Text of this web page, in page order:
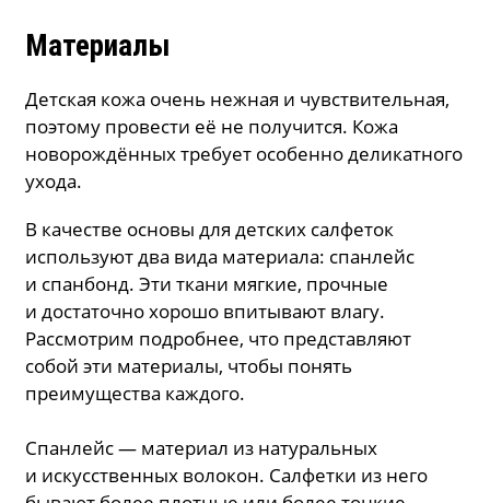
Материалы
Детская кожа очень нежная и чувствительная,
поэтому провести её не получится. Кожа
новорождённых требует особенно деликатного
ухода.
В качестве основы для детских салфеток
используют два вида материала: спанлейс
и спанбонд. Эти ткани мягкие, прочные
и достаточно хорошо впитывают влагу.
Рассмотрим подробнее, что представляют
собой эти материалы, чтобы понять
преимущества каждого.
Спанлейс — материал из натуральных
и искусственных волокон. Салфетки из него